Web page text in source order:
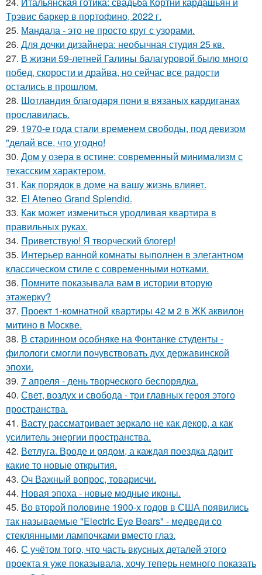
Трэвис баркер в портофино, 2022 г.
25. Мандала - это не просто круг с узорами.
26. Для дочки дизайнера: необычная студия 25 кв.
27. В жизни 59-летней Галины балагуровой было много
побед, скорости и драйва, но сейчас все радости
остались в прошлом.
28. Шотландия благодаря пони в вязаных кардиганах
прославилась.
29. 1970-е года стали временем свободы, под девизом
"делай все, что угодно!
30. Дом у озера в остине: современный минимализм с
техасским характером.
31. Как порядок в доме на вашу жизнь влияет.
32. El Ateneo Grand Splendid.
33. Как может измениться уродливая квартира в
правильных руках.
34. Приветствую! Я творческий блогер!
35. Интерьер ванной комнаты выполнен в элегантном
классическом стиле с современными нотками.
36. Помните показывала вам в истории вторую
этажерку?
37. Проект 1-комнатной квартиры 42 м 2 в ЖК аквилон
митино в Москве.
38. В старинном особняке на Фонтанке студенты -
филологи смогли почувствовать дух державинской
эпохи.
39. 7 апреля - день творческого беспорядка.
40. Свет, воздух и свобода - три главных героя этого
пространства.
41. Васту рассматривает зеркало не как декор, а как
усилитель энергии пространства.
42. Ветлуга. Вроде и рядом, а каждая поездка дарит
какие то новые открытия.
43. Оч Важный вопрос, товарисчи.
44. Новая эпоха - новые модные иконы.
45. Во второй половине 1900-х годов в США появились
так называемые "Electric Eye Bears" - медведи со
стеклянными лампочками вместо глаз.
46. С учётом того, что часть вкусных деталей этого
проекта я уже показывала, хочу теперь немного показать